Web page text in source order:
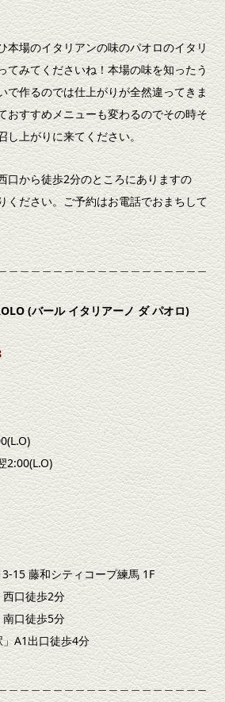
本場のイタリアンの味のパオロのイタリ
てみてくださいね！本場の味を知ったう
で作るのでは仕上がりが全然違ってきま
おすすめメニューも変わるのでその時そ
し上がりに来てください。
口から徒歩2分のところにありますの
ください。ご予約はお電話でおまちして
＿＿＿＿＿＿＿＿＿＿＿＿＿＿＿＿＿＿
(バール イタリアーノ ダ パオロ)
2:00(L.O)
15 藤和シティコープ練馬 1F
口徒歩2分
口徒歩5分
A1出口徒歩4分
＿＿＿＿＿＿＿＿＿＿＿＿＿＿＿＿＿＿